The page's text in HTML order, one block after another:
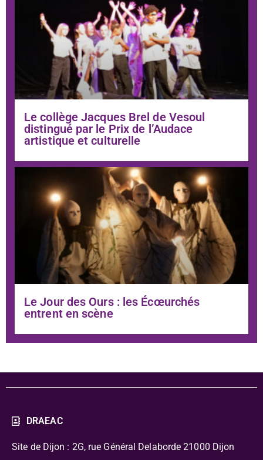
Le collège Jacques Brel de Vesoul
distingué par le Prix de l’Audace
artistique et culturelle
Le Jour des Ours : les Écœurchés
entrent en scène
DRAEAC
Site de Dijon : 2G, rue Général Delaborde 21000 Dijon